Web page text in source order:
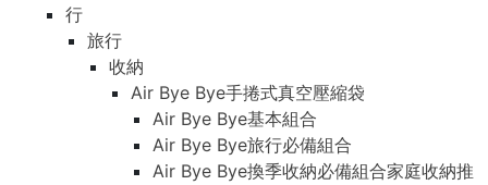
行
旅行
收納
Air Bye Bye手捲式真空壓縮袋
Air Bye Bye基本組合
Air Bye Bye旅行必備組合
Air Bye Bye換季收納必備組合家庭收納推